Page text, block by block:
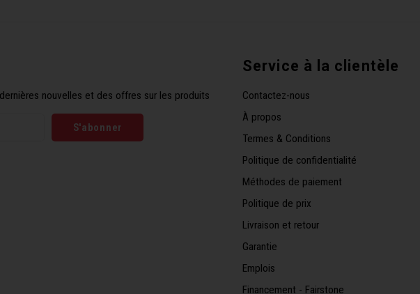
nouvelles et des offres sur les produits
S'abonner
Service à la clientèle
Contactez-nous
À propos
Termes & Conditions
Politique de confidentialité
Méthodes de paiement
Politique de prix
Livraison et retour
Garantie
Emplois
Financement - Fairstone